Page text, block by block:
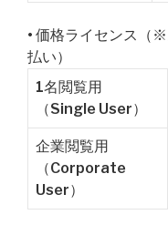
• 価格ライセンス（
払い）
1名閲覧用
（Single User）
企業閲覧用
（Corporate
User）